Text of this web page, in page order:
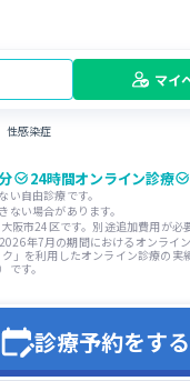
マイ
性感染症
24時間オンライン診療
い自由診療です。
ない場合があります。
阪市24区です。別途追加費用が必
年7月の期間におけるオンライ
ク」を利用したオンライン診療の実
です。
診療予約をする